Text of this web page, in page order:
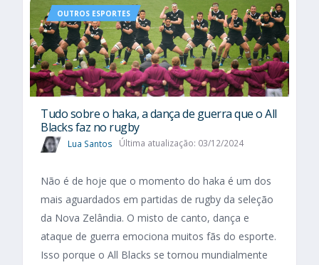
OUTROS ESPORTES
Tudo sobre o haka, a dança de guerra que o All
Blacks faz no rugby
Lua Santos Última atualização: 03/12/2024
Não é de hoje que o momento do haka é um dos
mais aguardados em partidas de rugby da seleção
da Nova Zelândia. O misto de canto, dança e
ataque de guerra emociona muitos fãs do esporte.
Isso porque o All Blacks se tornou mundialmente